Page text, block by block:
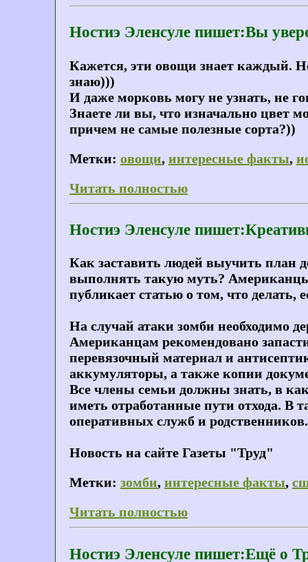
Ностиэ Эленсуле пишет:Вы
Кажется, эти овощи знает каждый.
знаю)))
И даже морковь могу не узнать, не
Знаете ли вы, что изначально цвет
причем не самые полезные сорта?))
Метки: овощи, интересные факты,
Читать полностью
Ностиэ Эленсуле
Как заставить людей выучить план
выполнять такую муть?
публикает статью о том, что
На случай атаки зомби необходимо
Американцам рекомендовано
перевязочный материал и
аккумуляторы, а также копии
Все члены семьи должны знать, в
иметь отработанные пути отхода.
оперативных служб и родственников.
Новость на сайте Газеты "Труд"
Метки: зомби, интересные факты,
Читать полностью
Ностиэ Эленсуле пишет:Ещё о